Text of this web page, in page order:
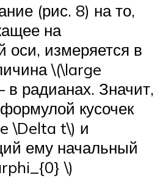
(рис. 8) на то,
на
оси, измеряется в
\(\large
радианах. Значит,
кусочек
\Delta t\) и
ему начальный
\)